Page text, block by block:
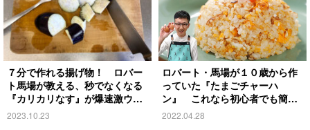
７分で作れる揚げ物！ ロバー
ト馬場が教える、秒でなくなる
『カリカリなす』が爆速激ウマ
すぎた
2023.10.23
ロバート・馬場が１０歳から作
っていた『たまごチャーハ
ン』 これなら初心者でも簡
単！
2022.04.28